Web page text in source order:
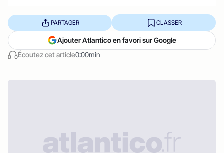
Écoutez cet article0:00min
PARTAGER CLASSER
Ajouter Atlantico en favori sur Google